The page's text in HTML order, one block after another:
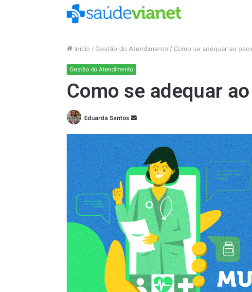
Início / Gestão do Atendimento / Como se adequar ao
Gestão do Atendimento
Como se adequar
Eduarda Santos
Mande
e-
mail